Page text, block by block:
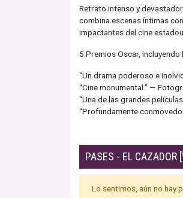
Retrato intenso y
combina escenas íntimas
impactantes del cine
5 Premios Oscar,
“Un drama poderoso e
“Cine monumental.” —
“Una de las grandes
“Profundamente
PASES - EL CAZADOR
Lo sentimos, aún no hay